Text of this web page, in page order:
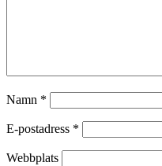
Namn *
E-postadress *
Webbplats